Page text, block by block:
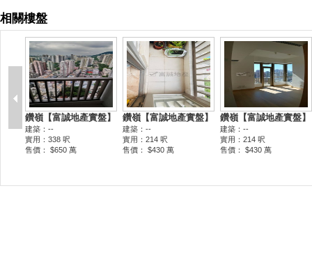
相關樓盤
鑽嶺【富誠地產實盤】
建築：--
實用：338 呎
售價： $650 萬
鑽嶺【富誠地產實盤】
建築：--
實用：214 呎
售價： $430 萬
鑽嶺【富誠地產實盤】
建築：--
實用：214 呎
售價： $430 萬